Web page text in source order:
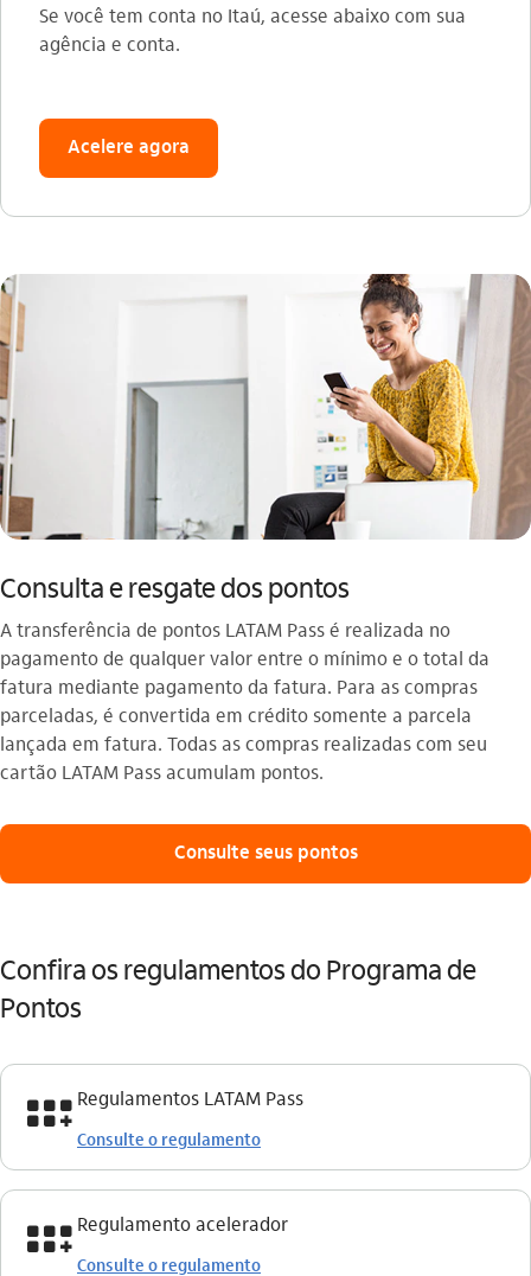
Se você tem conta no Itaú, acesse abaixo com sua
agência e conta.
Acelere agora
Consulta e resgate dos pontos
A transferência de pontos LATAM Pass é realizada no
pagamento de qualquer valor entre o mínimo e o total da
fatura mediante pagamento da fatura. Para as compras
parceladas, é convertida em crédito somente a parcela
lançada em fatura. Todas as compras realizadas com seu
cartão LATAM Pass acumulam pontos.
Consulte seus pontos
Confira os regulamentos do Programa de
Pontos
icon-itaufonts_programa_de_pontos icon Regulamentos LATAM Pass
Consulte o regulamento
icon-itaufonts_programa_de_pontos icon Regulamento acelerador
Consulte o regulamento